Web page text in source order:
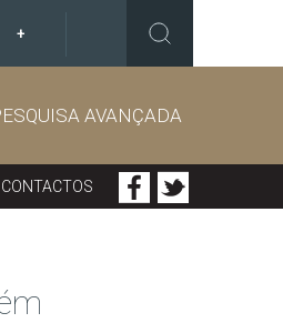
+
AVANÇADA
CONTACTOS